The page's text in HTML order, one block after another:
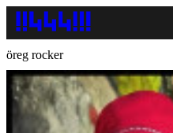
öreg rocker